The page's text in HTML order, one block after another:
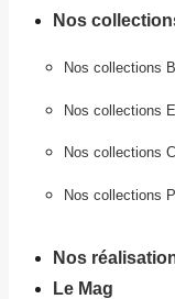
Nos
Nos collections
Nos collections
Nos collections
Nos collections
Nos
Le Mag